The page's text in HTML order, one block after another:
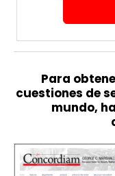
Para
cuestiones de
mundo,